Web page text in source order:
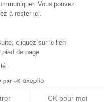
Vous pouvez
à rester ici.
cliquez sur le lien
de page.
par
OK pour moi
confidentialité